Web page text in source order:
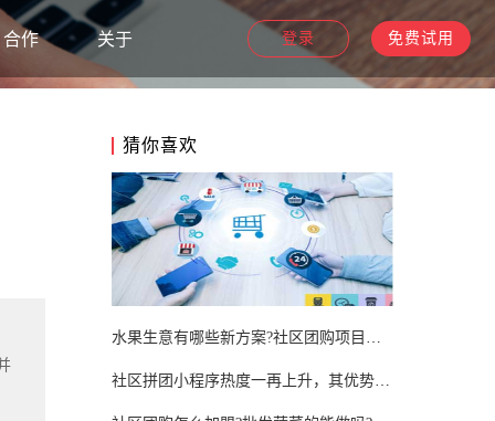
合作 关于 登录 免费试用
猜你喜欢
水果生意有哪些新方案?社区团购项目成为黑马!
社区拼团小程序热度一再上升，其优势究竟如何？